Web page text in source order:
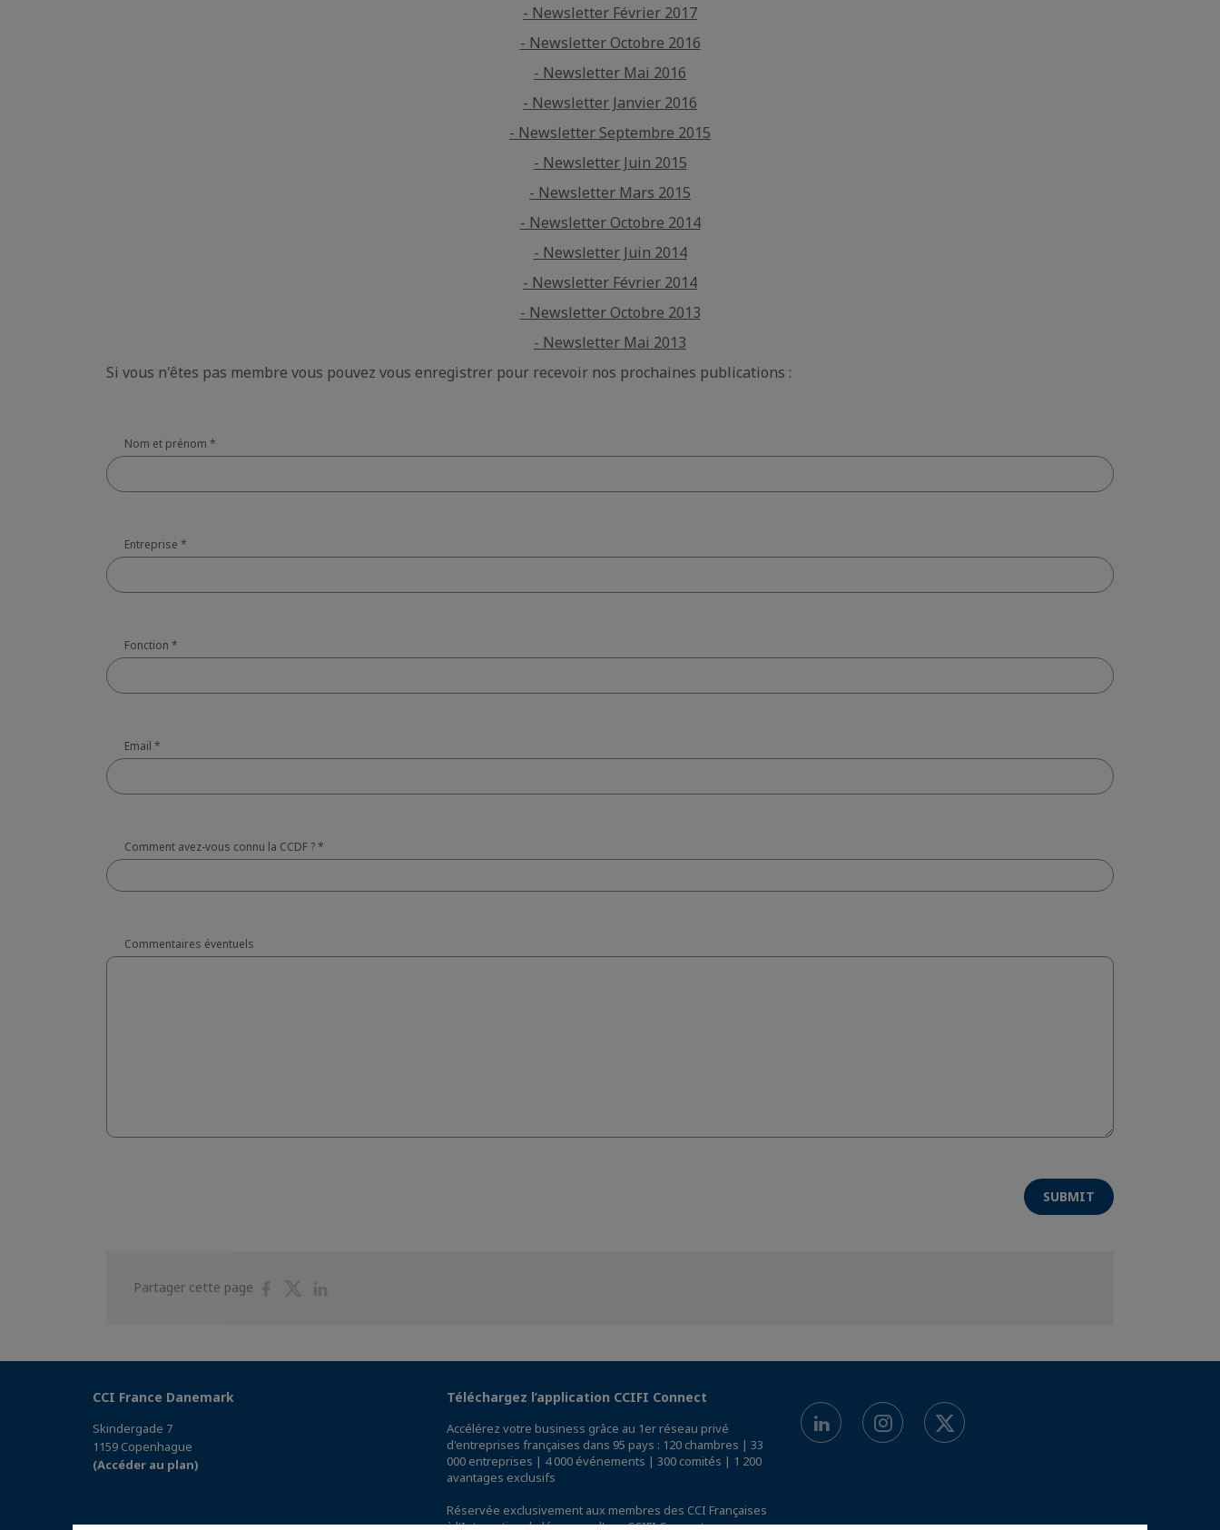
- Newsletter Février 2017
- Newsletter Octobre 2016
- Newsletter Mai 2016
- Newsletter Janvier 2016
- Newsletter Septembre 2015
- Newsletter Juin 2015
- Newsletter Mars 2015
- Newsletter Octobre 2014
- Newsletter Juin 2014
- Newsletter Février 2014
- Newsletter Octobre 2013
- Newsletter Mai 2013
Si vous n'êtes pas membre vous pouvez vous enregistrer pour recevoir nos prochaines publications :
Nom et prénom *
Entreprise *
Fonction *
Email *
Comment avez-vous connu la CCDF ?*
Commentaires éventuels
SUBMIT
Partager cette page
PartagerPartager
CCI France Danemark
Skindergade 7
1159 Copenhague
(Accéder au plan)
Téléchargez l’application CCIFI Connect
Accélérez votre business grâce au 1er réseau privé
d'entreprises françaises dans 95 pays : 120 chambres | 33
000 entreprises | 4 000 événements | 300 comités | 1 200
avantages exclusifs
Réservée exclusivement aux membres des CCI Françaises
à l'International,découvrez l'app CCIFI Connect.